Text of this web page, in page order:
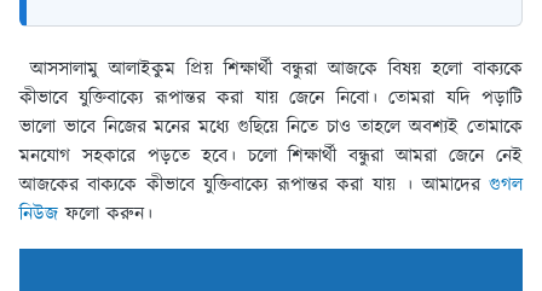
আসসালামু আলাইকুম প্রিয় শিক্ষার্থী বন্ধুরা আজকে বিষয় হলো বাক্যকে
কীভাবে যুক্তিবাক্যে রূপান্তর করা যায় জেনে নিবো। তোমরা যদি পড়াটি
ভালো ভাবে নিজের মনের মধ্যে গুছিয়ে নিতে চাও তাহলে অবশ্যই তোমাকে
মনযোগ সহকারে পড়তে হবে। চলো শিক্ষার্থী বন্ধুরা আমরা জেনে নেই
আজকের বাক্যকে কীভাবে যুক্তিবাক্যে রূপান্তর করা যায় । আমাদের গুগল
নিউজ ফলো করুন।